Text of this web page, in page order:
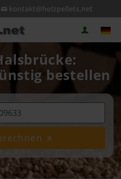
kontakt@holzpellets.net
bestellen